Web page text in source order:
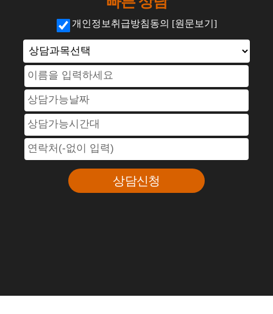
· 치골지방흡입술개인정보취급방침동의 [원문보기]